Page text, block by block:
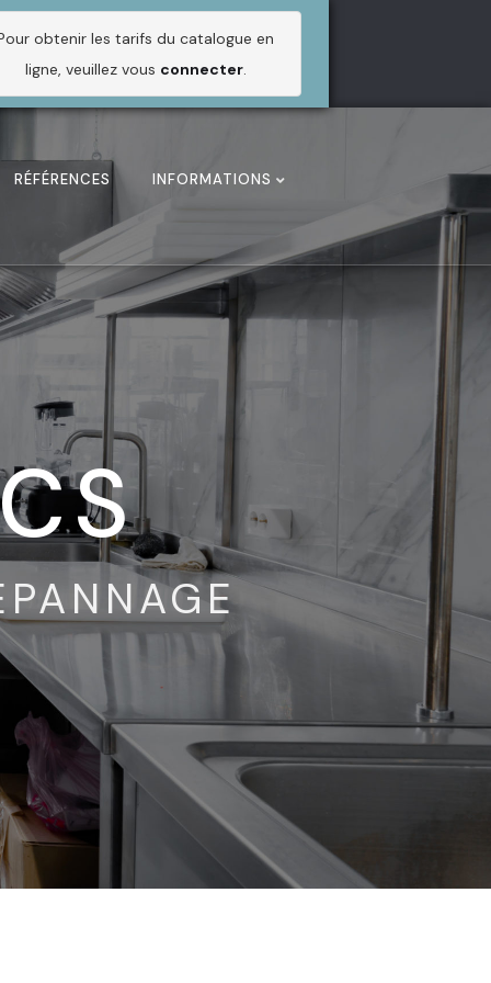
obtenir les tarifs du catalogue en
ligne, veuillez vous connecter.
RÉFÉRENCES INFORMATIONS